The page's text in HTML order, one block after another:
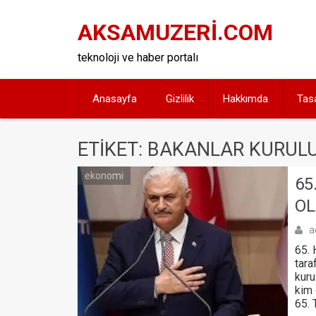
AKSAMUZERİ.COM
teknoloji ve haber portalı
Anasayfa Gizlilik Hakkımda
ETIKET: BAKANLAR
ekonomi
65.
kim
65.